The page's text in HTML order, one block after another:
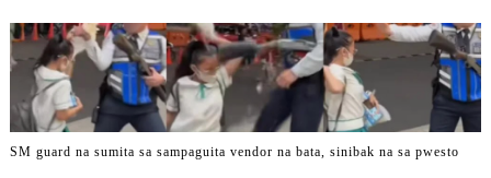
SM guard na sumita sa sampaguita vendor na bata, sinibak na sa pwesto